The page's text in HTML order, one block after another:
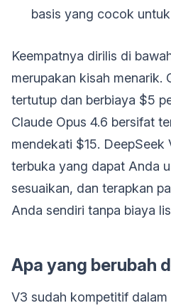
basis yang cocok
Keempatnya dirilis di
merupakan kisah menarik.
tertutup dan berbiaya $5
Claude Opus 4.6 bersifat
mendekati $15.
terbuka yang dapat Anda
sesuaikan, dan terapkan
Anda sendiri tanpa biaya
Apa yang berubah
V3 sudah kompetitif